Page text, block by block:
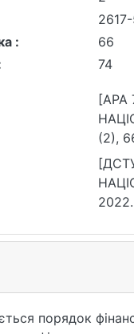
:
66
74
(2),
порядок